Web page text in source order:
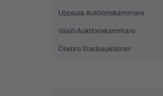
Uppsala Auktionskammare
Växjö Auktionskammare
Örebro Stadsauktioner